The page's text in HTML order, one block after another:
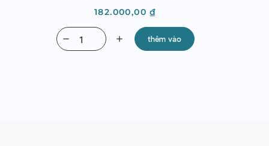
Giá
182.000,00 ₫
add
remove thêm vào